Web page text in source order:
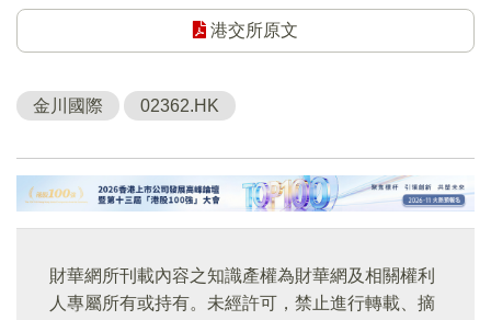
港交所原文
金川國際 02362.HK
財華網所刊載內容之知識產權為財華網及相關權利
人專屬所有或持有。未經許可，禁止進行轉載、摘